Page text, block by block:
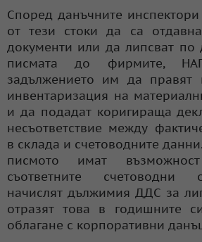
Според данъчните
от тези стоки да са
документи или да липсват по
писмата до фирмите,
задължението им да правят
инвентаризация на
и да подадат коригираща
несъответствие между
в склада и счетоводните
писмото имат
съответните счетоводни
начислят дължимия ДДС за
отразят това в годишните
облагане с корпоративни